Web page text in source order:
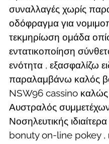
συναλλαγές χωρίς
οδόφραγμα για
τεκμηρίωση ομάδα
εντατικοποίηση
ενότητα , εξασφαλίζω
παραλαμβάνω καλός
NSW96 cassino καλώς
Αυστραλός
Νοσηλευτικής
bonuty on-line pokey ,